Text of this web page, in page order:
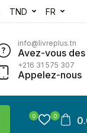
TND FR
info@livreplus.tn
Avez-vous
+216 31 575 307
Appelez-nous
0 0